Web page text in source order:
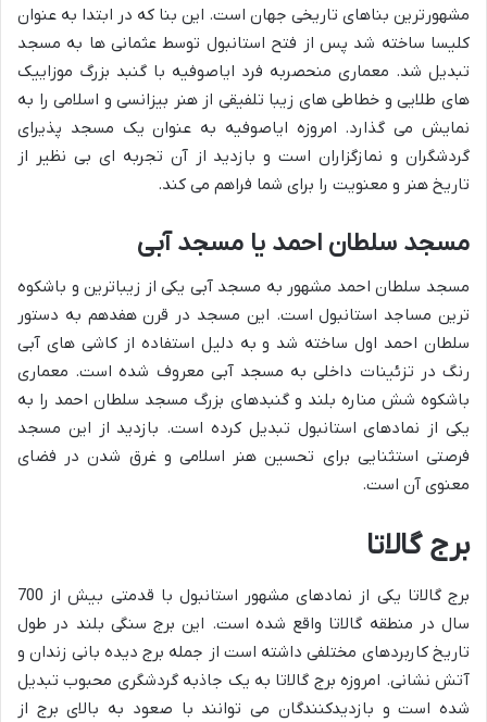
مشهورترین بناهای تاریخی جهان است. این بنا که در ابتدا به عنوان
کلیسا ساخته شد پس از فتح استانبول توسط عثمانی ها به مسجد
تبدیل شد. معماری منحصربه فرد ایاصوفیه با گنبد بزرگ موزاییک
های طلایی و خطاطی های زیبا تلفیقی از هنر بیزانسی و اسلامی را به
نمایش می گذارد. امروزه ایاصوفیه به عنوان یک مسجد پذیرای
گردشگران و نمازگزاران است و بازدید از آن تجربه ای بی نظیر از
تاریخ هنر و معنویت را برای شما فراهم می کند.
مسجد سلطان احمد یا مسجد آبی
مسجد سلطان احمد مشهور به مسجد آبی یکی از زیباترین و باشکوه
ترین مساجد استانبول است. این مسجد در قرن هفدهم به دستور
سلطان احمد اول ساخته شد و به دلیل استفاده از کاشی های آبی
رنگ در تزئینات داخلی به مسجد آبی معروف شده است. معماری
باشکوه شش مناره بلند و گنبدهای بزرگ مسجد سلطان احمد را به
یکی از نمادهای استانبول تبدیل کرده است. بازدید از این مسجد
فرصتی استثنایی برای تحسین هنر اسلامی و غرق شدن در فضای
معنوی آن است.
برج گالاتا
برج گالاتا یکی از نمادهای مشهور استانبول با قدمتی بیش از 700
سال در منطقه گالاتا واقع شده است. این برج سنگی بلند در طول
تاریخ کاربردهای مختلفی داشته است از جمله برج دیده بانی زندان و
آتش نشانی. امروزه برج گالاتا به یک جاذبه گردشگری محبوب تبدیل
شده است و بازدیدکنندگان می توانند با صعود به بالای برج از